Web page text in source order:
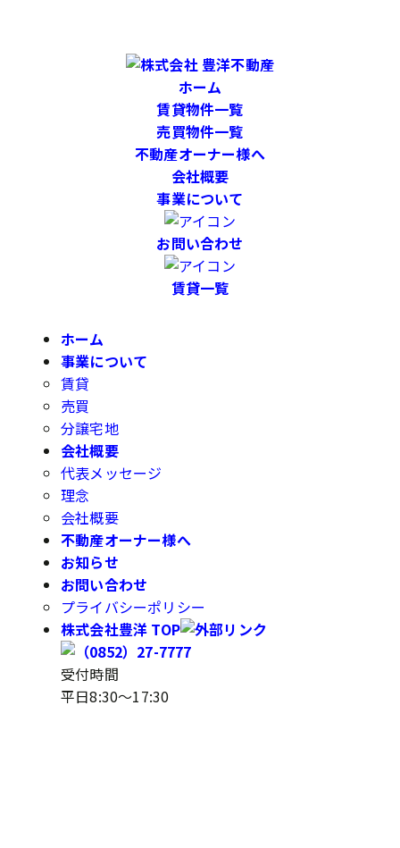
ホーム
賃貸物件一覧
売買物件一覧
不動産オーナー様へ
会社概要
事業について
お問い合わせ
賃貸一覧
ホーム
事業について
賃貸
売買
分譲宅地
会社概要
代表メッセージ
理念
会社概要
不動産オーナー様へ
お知らせ
お問い合わせ
プライバシーポリシー
株式会社豊洋 TOP
受付時間
平日8:30～17:30